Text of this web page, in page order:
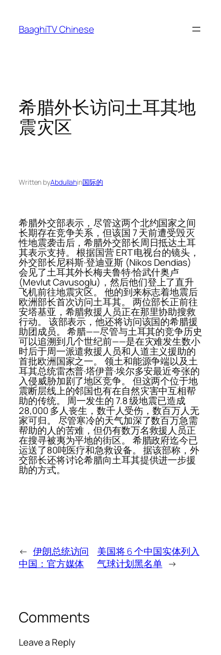
content
BaaghiTV Chinese
希腊外长访问土耳其地
震灾区
Written byAbdullahin国际的
希腊外交部表示，尽管这两个北约国家之间
长期存在竞争关系，但该国 7 天前遭受毁灭
性地震袭击后，希腊外交部长周日抵达土耳
其表示支持。 根据国营 ERT 电视台的镜头，
外交部长尼科斯·登迪亚斯 (Nikos Dendias)
会见了土耳其外长梅夫鲁特·恰武什奥卢
(Mevlut Cavusoglu)，然后他们登上了直升
飞机前往地震灾区。 他的到来标志着地震后
欧洲部长首次访问土耳其。 两位部长正前往
安塔基亚，希腊救援人员正在那里协助搜救
行动。 该部表示，他还将访问该国的希腊援
助团成员。 希腊——尽管与土耳其的竞争历史
可以追溯到几个世纪前——是在灾难发生数小
时后于周一派遣救援人员和人道主义援助的
首批欧洲国家之一。 领土和能源争端以及土
耳其总统雷杰普·塔伊普·埃尔多安最近夸张的
入侵威胁加剧了地区竞争。 但这两个位于地
震断层线上的邻国也有在自然灾害中互相帮
助的传统。 周一发生的 7.8 级地震已造成
28,000 多人丧生，数千人受伤，数百万人无
家可归。 尽管寒冷的天气加深了数百万急需
帮助的人的苦难，但仍有数万名救援人员正
在搜寻被夷为平地的街区。 希腊政府迄今已
运送了80吨医疗和急救设备。 据该部称，外
交部长还将讨论希腊向土耳其提供进一步援
助的方式。
← 伊朗总统访问
中国：官方媒体
美国将 6 个中国实体列入
气球计划黑名单 →
Comments
Leave a Reply